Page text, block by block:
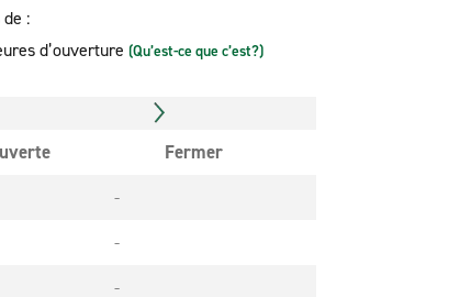
:
d’ouverture (Qu’est-ce que c’est?)
Fermer
-
-
-